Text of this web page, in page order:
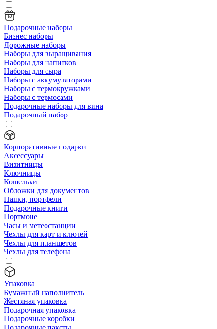
Подарочные наборы
Бизнес наборы
Дорожные наборы
Наборы для выращивания
Наборы для напитков
Наборы для сыра
Наборы с аккумуляторами
Наборы с термокружками
Наборы с термосами
Подарочные наборы для вина
Подарочный набор
Корпоративные подарки
Аксессуары
Визитницы
Ключницы
Кошельки
Обложки для документов
Папки, портфели
Подарочные книги
Портмоне
Часы и метеостанции
Чехлы для карт и ключей
Чехлы для планшетов
Чехлы для телефона
Упаковка
Бумажный наполнитель
Жестяная упаковка
Подарочная упаковка
Подарочные коробки
Подарочные пакеты